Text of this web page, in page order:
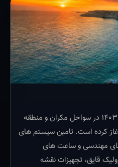
شرکت دریاپیمایش اطلس از سال ۱۴۰۳ در سواحل مکران و منطقه
کرده است. تامین سیستم های
مهندسی و ساعت های
قایق، تجهیزات نقشه